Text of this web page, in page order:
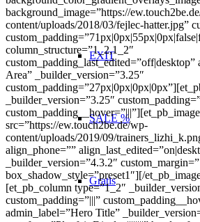
EXIT
SALE %
Gratis
background_image=”https://
content/uploads/2018/03/fejlec-hatter.jpg”
column_structure=”1_2,1_2″
Area” _builder_version=”3.25″
_builder_version=”3.25″
custom_padding__hover=”|||”][et_pb_image
src=”https://ew.touch2be.de/wp-
content/uploads/2019/09/
align_phone=””
_builder_version=”4.3.2″
box_shadow_style=”preset1″][/
[et_pb_column type=”1_2″
custom_padding=”|||”
admin_label=”Hero Title”